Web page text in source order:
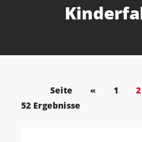
Seite « 1 2
52 Ergebnisse